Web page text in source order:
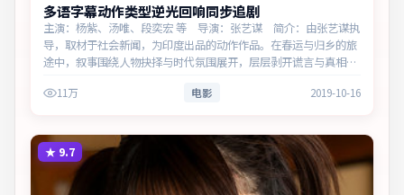
多语字幕动作类型逆光回响同步追剧
主演：杨紫、汤唯、段奕宏 等 导演：张艺谋 简介：由张艺谋执
导，取材于社会新闻，为印度出品的动作作品。在春运与归乡的旅
途中，叙事围绕人物抉择与时代氛围展开，层层剥开谎言与真相。
11万 电影 2019-10-16
★ 9.7